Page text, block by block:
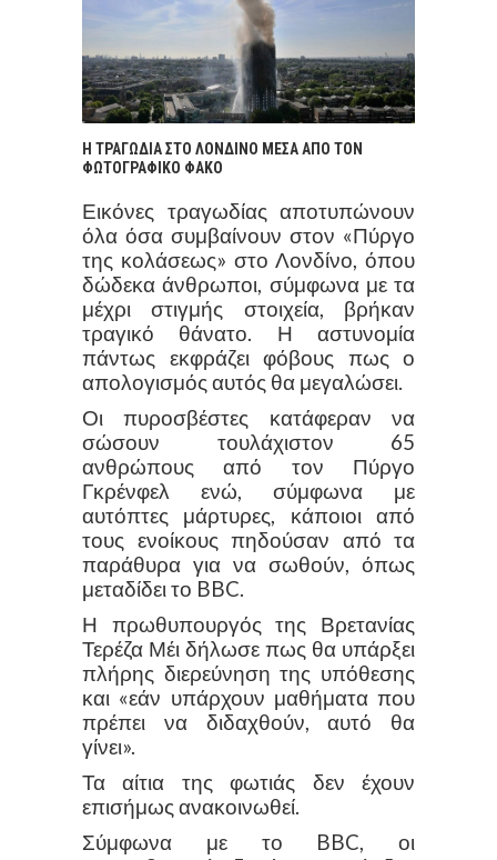
Η ΤΡΑΓΩΔΙΑ ΣΤΟ ΛΟΝΔΙΝΟ ΜΕΣΑ ΑΠΟ ΤΟΝ
ΦΩΤΟΓΡΑΦΙΚΟ ΦΑΚΟ
Εικόνες τραγωδίας αποτυπώνουν
όλα όσα συμβαίνουν στον «Πύργο
της κολάσεως» στο Λονδίνο, όπου
δώδεκα άνθρωποι, σύμφωνα με τα
μέχρι στιγμής στοιχεία, βρήκαν
τραγικό θάνατο. Η αστυνομία
πάντως εκφράζει φόβους πως ο
απολογισμός αυτός θα μεγαλώσει.
Οι πυροσβέστες κατάφεραν να
σώσουν τουλάχιστον 65
ανθρώπους από τον Πύργο
Γκρένφελ ενώ, σύμφωνα με
αυτόπτες μάρτυρες, κάποιοι από
τους ενοίκους πηδούσαν από τα
παράθυρα για να σωθούν, όπως
μεταδίδει το BBC.
Η πρωθυπουργός της Βρετανίας
Τερέζα Μέι δήλωσε πως θα υπάρξει
πλήρης διερεύνηση της υπόθεσης
και «εάν υπάρχουν μαθήματα που
πρέπει να διδαχθούν, αυτό θα
γίνει».
Τα αίτια της φωτιάς δεν έχουν
επισήμως ανακοινωθεί.
Σύμφωνα με το BBC, οι